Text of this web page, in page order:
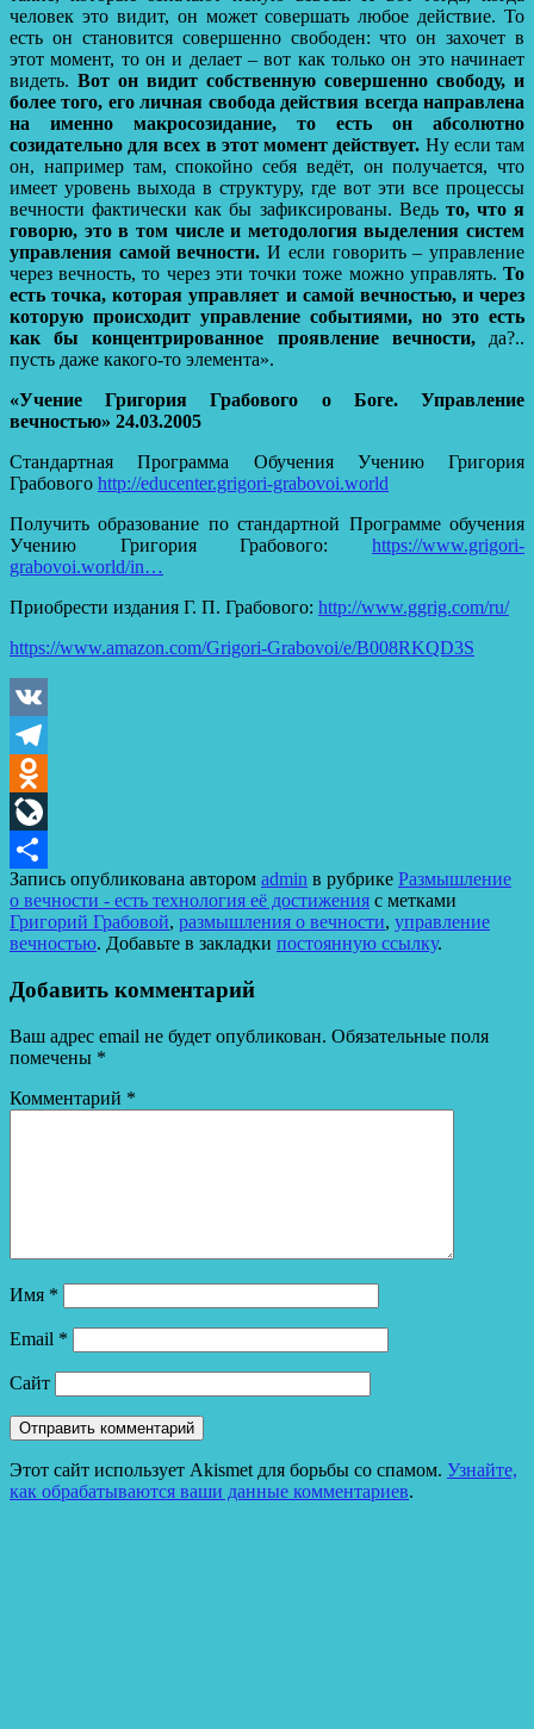
человек это видит, он может совершать любое действие. То
есть он становится совершенно свободен: что он захочет в
этот момент, то он и делает – вот как только он это начинает
видеть. Вот он видит собственную совершенно свободу, и
более того, его личная свобода действия всегда направлена
на именно макросозидание, то есть он абсолютно
созидательно для всех в этот момент действует. Ну если там
он, например там, спокойно себя ведёт, он получается, что
имеет уровень выхода в структуру, где вот эти все процессы
вечности фактически как бы зафиксированы. Ведь то, что я
говорю, это в том числе и методология выделения систем
управления самой вечности. И если говорить – управление
через вечность, то через эти точки тоже можно управлять. То
есть точка, которая управляет и самой вечностью, и через
которую происходит управление событиями, но это есть
как бы концентрированное проявление вечности,да?..
пусть даже какого-то элемента».
«Учение Григория Грабового о Боге. Управление
вечностью» 24.03.2005
Стандартная Программа Обучения Учению Григория
Грабового http://educenter.grigori-grabovoi.world
Получить образование по стандартной Программе обучения
Учению Григория Грабового: https://www.grigori-
grabovoi.world/in…
Приобрести издания Г. П. Грабового: http://www.ggrig.com/ru/
https://www.amazon.com/Grigori-Grabovoi/e/B008RKQD3S
VK
Telegram
Odnoklassniki
LiveJournal
Отправить
Запись опубликована автором admin в рубрике Размышление
о вечности - есть технология её достижения с метками
Григорий Грабовой, размышления о вечности, управление
вечностью. Добавьте в закладки постоянную ссылку.
Добавить комментарий
Ваш адрес email не будет опубликован. Обязательные поля
помечены *
Комментарий *
Имя *
Email *
Сайт
Этот сайт использует Akismet для борьбы со спамом. Узнайте,
как обрабатываются ваши данные комментариев.